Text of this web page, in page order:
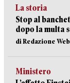
La storia
Stop al
dopo la multa
di Redazione Web
Ministero